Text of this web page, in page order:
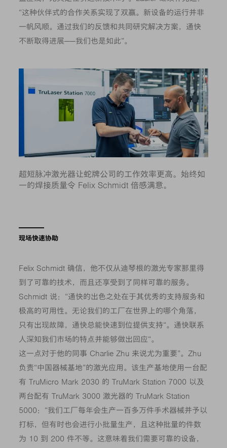
“这种伙伴式的合作关系实现了双赢。新设备的运行并非
一帆风顺。通过我们的反馈和共同研究解决方案，通快
不断取得进展——我们也是如此”。
超短脉冲激光器让蛇牌公司的工作效率更高。始终如
一的焊接质量令 Felix Schmidt 倍感满意。
现场快速协助
Felix Schmidt 确信，他不仅从迪琴根的激光专家那里得
到了可靠的技术，而且还享受到了同样可靠的服务。
Schmidt 说：“通快的出色之处在于其优秀的支持服务和
极高的可用性。无论我们的工厂在世界上的哪个角落，
只有出现故障，通快总能快速到位提供支持“。通快联系
人深知我们市场的特点并能够做出回应“。
这一点对于他的同事 Charlie Zhu 来说尤为重要”。Zhu
负责“中国器械基地”的激光应用。该生产基地使用一台配
有 TruMicro Mark 2030 的 TruMark Station 7000 以及
两台配有 TruMark 3000 激光器的 TruMark Station
5000：“我们工厂每年会生产一百多万件手术器械并予以
打标，但有时也会进行小批量生产，且这种批量的件数
为 10 到 200 件不等。这意味着我们需要可靠的设备，